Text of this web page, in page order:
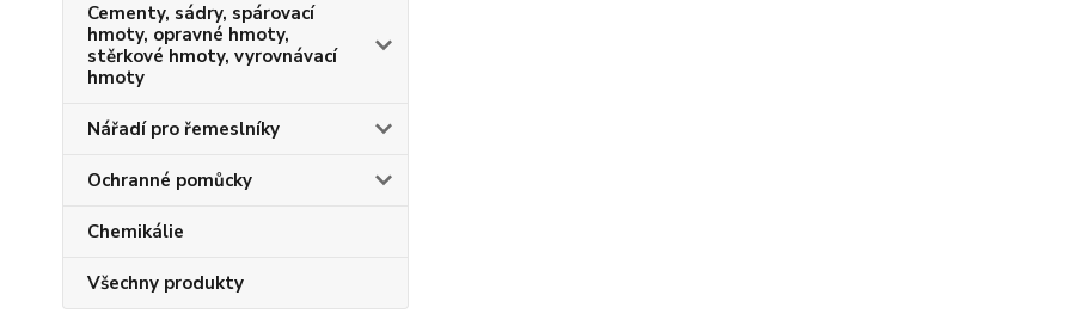
Cementy, sádry, spárovací
hmoty, opravné hmoty,
stěrkové hmoty, vyrovnávací
hmoty
Nářadí pro řemeslníky
Ochranné pomůcky
Chemikálie
Všechny produkty